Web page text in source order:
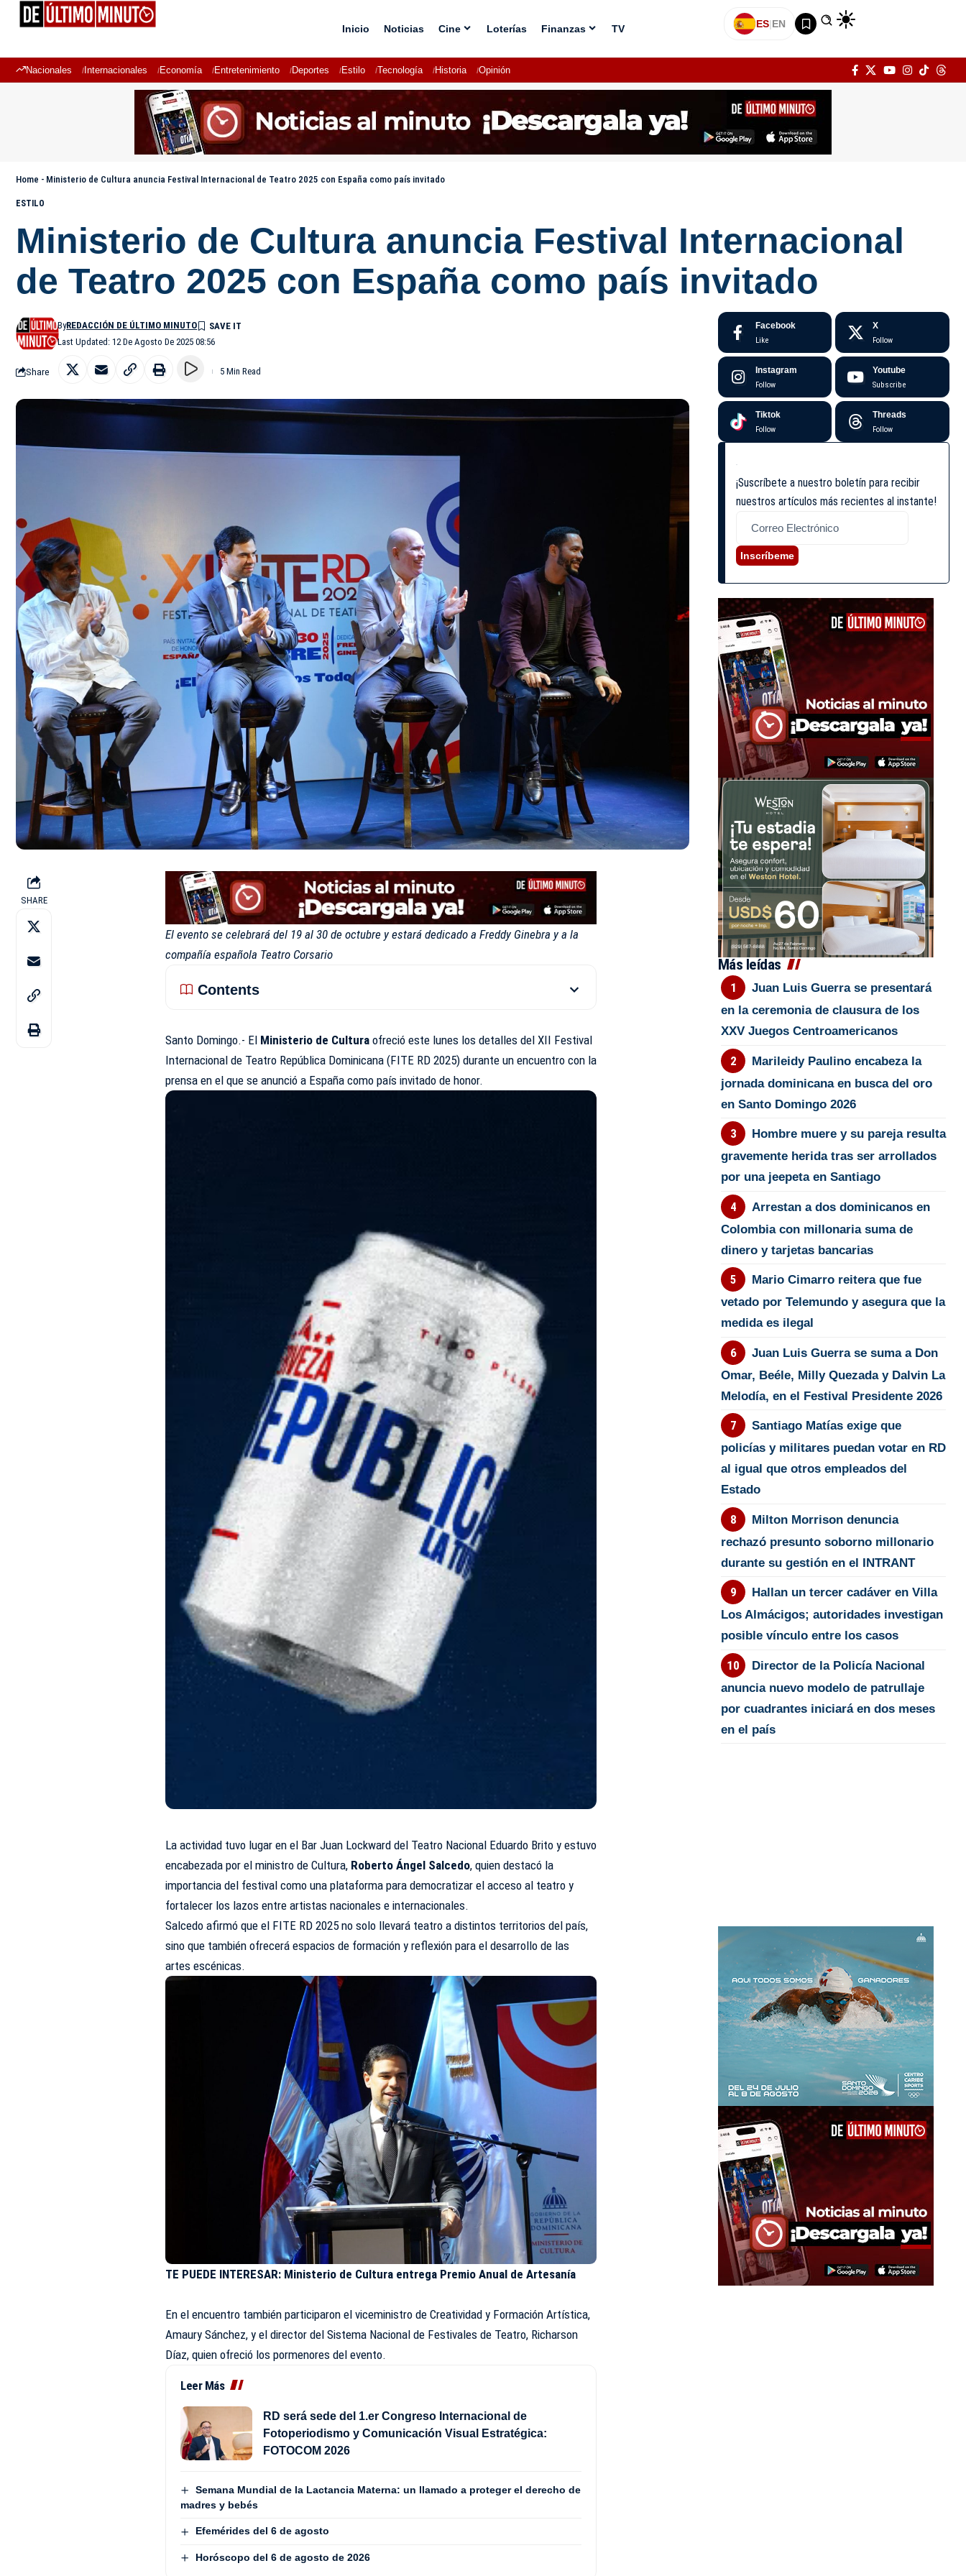
Inicio Noticias Cine Loterías Finanzas TV ES|EN
Nacionales Internacionales Economía Entretenimiento Deportes Estilo Tecnología Historia Opinión
Home - Ministerio de Cultura anuncia Festival Internacional de Teatro 2025 con España como país invitado
ESTILO
Ministerio de Cultura anuncia Festival Internacional
de Teatro 2025 con España como país invitado
Last Updated: 12 De Agosto De 2025 08:56
ByREDACCIÓN DE ÚLTIMO MINUTO
Share 5 Min Read
SHARE
El evento se celebrará del 19 al 30 de octubre y estará dedicado a Freddy Ginebra y a la
compañía española Teatro Corsario
Contents
Santo Domingo.- El Ministerio de Cultura ofreció este lunes los detalles del XII Festival
Internacional de Teatro República Dominicana (FITE RD 2025) durante un encuentro con la
prensa en el que se anunció a España como país invitado de honor.
La actividad tuvo lugar en el Bar Juan Lockward del Teatro Nacional Eduardo Brito y estuvo
encabezada por el ministro de Cultura, Roberto Ángel Salcedo, quien destacó la
importancia del festival como una plataforma para democratizar el acceso al teatro y
fortalecer los lazos entre artistas nacionales e internacionales.
Salcedo afirmó que el FITE RD 2025 no solo llevará teatro a distintos territorios del país,
sino que también ofrecerá espacios de formación y reflexión para el desarrollo de las
artes escénicas.
TE PUEDE INTERESAR: Ministerio de Cultura entrega Premio Anual de Artesanía
En el encuentro también participaron el viceministro de Creatividad y Formación Artística,
Amaury Sánchez, y el director del Sistema Nacional de Festivales de Teatro, Richarson
Díaz, quien ofreció los pormenores del evento.
Leer Más
RD será sede del 1.er Congreso Internacional de
Fotoperiodismo y Comunicación Visual Estratégica:
FOTOCOM 2026
Semana Mundial de la Lactancia Materna: un llamado a proteger el derecho de
madres y bebés
Efemérides del 6 de agosto
Horóscopo del 6 de agosto de 2026
Facebook
Like
X
Follow
Instagram
Follow
Youtube
Subscribe
Tiktok
Follow
Threads
Follow
¡Suscríbete a nuestro boletín para recibir
nuestros artículos más recientes al instante!
Inscríbeme
Más leídas
Juan Luis Guerra se presentará
en la ceremonia de clausura de los
XXV Juegos Centroamericanos
Marileidy Paulino encabeza la
jornada dominicana en busca del oro
en Santo Domingo 2026
Hombre muere y su pareja resulta
gravemente herida tras ser arrollados
por una jeepeta en Santiago
Arrestan a dos dominicanos en
Colombia con millonaria suma de
dinero y tarjetas bancarias
Mario Cimarro reitera que fue
vetado por Telemundo y asegura que la
medida es ilegal
Juan Luis Guerra se suma a Don
Omar, Beéle, Milly Quezada y Dalvin La
Melodía, en el Festival Presidente 2026
Santiago Matías exige que
policías y militares puedan votar en RD
al igual que otros empleados del
Estado
Milton Morrison denuncia
rechazó presunto soborno millonario
durante su gestión en el INTRANT
Hallan un tercer cadáver en Villa
Los Almácigos; autoridades investigan
posible vínculo entre los casos
Director de la Policía Nacional
anuncia nuevo modelo de patrullaje
por cuadrantes iniciará en dos meses
en el país